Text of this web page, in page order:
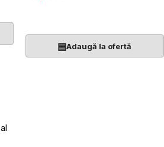
▤Adaugă la ofertă